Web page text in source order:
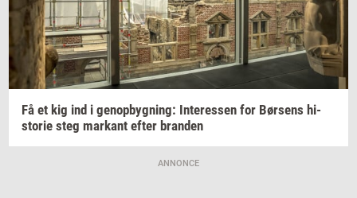
Få et kig ind i genop­byg­ning: In­ter­es­sen for Bør­sens hi­
sto­rie steg mar­kant efter bran­den
ANNONCE